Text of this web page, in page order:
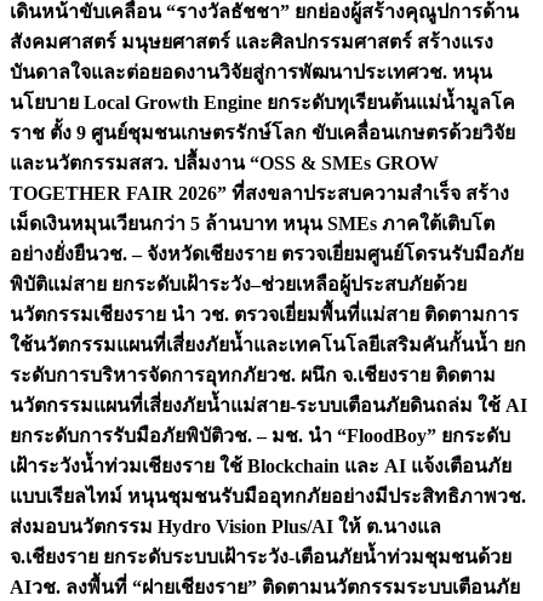
เดินหน้าขับเคลื่อน “รางวัลธัชชา” ยกย่องผู้สร้างคุณูปการด้าน
สังคมศาสตร์ มนุษยศาสตร์ และศิลปกรรมศาสตร์ สร้างแรง
บันดาลใจและต่อยอดงานวิจัยสู่การพัฒนาประเทศวช. หนุน
นโยบาย Local Growth Engine ยกระดับทุเรียนต้นแม่น้ำมูลโค
ราช ตั้ง 9 ศูนย์ชุมชนเกษตรรักษ์โลก ขับเคลื่อนเกษตรด้วยวิจัย
และนวัตกรรมสสว. ปลื้มงาน “OSS & SMEs GROW
TOGETHER FAIR 2026” ที่สงขลาประสบความสำเร็จ สร้าง
เม็ดเงินหมุนเวียนกว่า 5 ล้านบาท หนุน SMEs ภาคใต้เติบโต
อย่างยั่งยืนวช. – จังหวัดเชียงราย ตรวจเยี่ยมศูนย์โดรนรับมือภัย
พิบัติแม่สาย ยกระดับเฝ้าระวัง–ช่วยเหลือผู้ประสบภัยด้วย
นวัตกรรมเชียงราย นำ วช. ตรวจเยี่ยมพื้นที่แม่สาย ติดตามการ
ใช้นวัตกรรมแผนที่เสี่ยงภัยน้ำและเทคโนโลยีเสริมคันกั้นน้ำ ยก
ระดับการบริหารจัดการอุทกภัยวช. ผนึก จ.เชียงราย ติดตาม
นวัตกรรมแผนที่เสี่ยงภัยน้ำแม่สาย-ระบบเตือนภัยดินถล่ม ใช้ AI
ยกระดับการรับมือภัยพิบัติวช. – มช. นำ “FloodBoy” ยกระดับ
เฝ้าระวังน้ำท่วมเชียงราย ใช้ Blockchain และ AI แจ้งเตือนภัย
แบบเรียลไทม์ หนุนชุมชนรับมืออุทกภัยอย่างมีประสิทธิภาพวช.
ส่งมอบนวัตกรรม Hydro Vision Plus/AI ให้ ต.นางแล
จ.เชียงราย ยกระดับระบบเฝ้าระวัง-เตือนภัยน้ำท่วมชุมชนด้วย
AIวช. ลงพื้นที่ “ฝายเชียงราย” ติดตามนวัตกรรมระบบเตือนภัย